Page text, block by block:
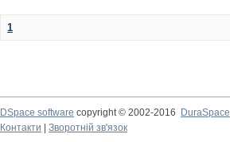
1
DSpace software copyright © 2002-2016
DuraSpace
Контакти
Зворотній зв'язок